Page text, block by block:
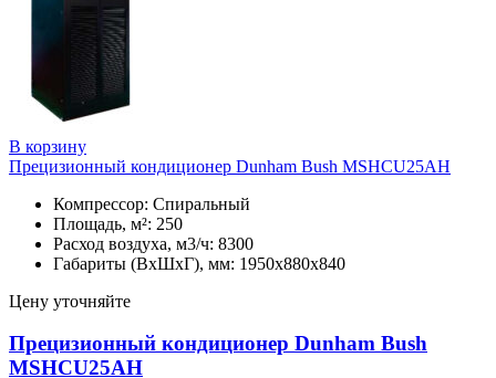
В корзину
Прецизионный кондиционер Dunham Bush MSHCU25AH
Компрессор: Спиральный
Площадь, м²: 250
Расход воздуха, м3/ч: 8300
Габариты (ВхШхГ), мм: 1950х880х840
Цену уточняйте
Прецизионный кондиционер Dunham Bush
MSHCU25AH